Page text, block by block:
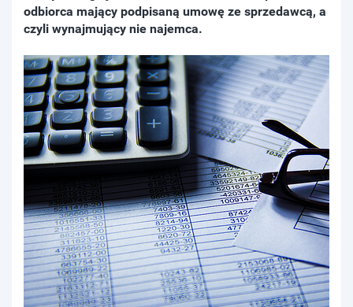
odbiorca mający podpisaną umowę ze sprzedawcą, a
czyli wynajmujący nie najemca.